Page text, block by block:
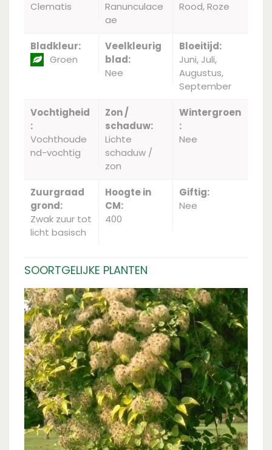
Clematis
Ranunculace
ae
Rood, Roze
Bladkleur:
Groen
Veelkleurig
blad:
Nee
Bloeitijd:
Juni, Juli,
Augustus,
September
Vochtigheid
:
Vochthoude
nd-vochtig
Zon /
schaduw:
Lichte
schaduw /
zon
Wintergroen
:
Nee
Zuurgraad
grond:
Zwak zuur tot
licht basisch
Hoogte in
CM:
400
Giftig:
Nee
SOORTGELIJKE PLANTEN